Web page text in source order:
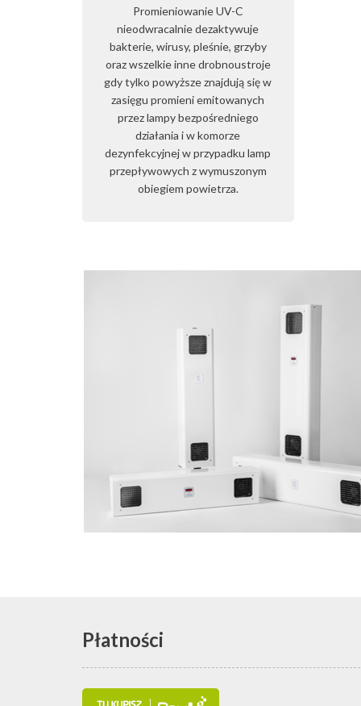
Promieniowanie UV-C
nieodwracalnie dezaktywuje
bakterie, wirusy, pleśnie, grzyby
oraz wszelkie inne drobnoustroje
gdy tylko powyższe znajdują się w
zasięgu promieni emitowanych
przez lampy bezpośredniego
działania i w komorze
dezynfekcyjnej w przypadku lamp
przepływowych z wymuszonym
obiegiem powietrza.
Płatności